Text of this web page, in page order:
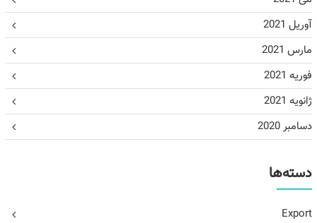
آوریل 2021
مارس 2021
فوریه 2021
ژانویه 2021
دسامبر 2020
دسته‌ها
Export